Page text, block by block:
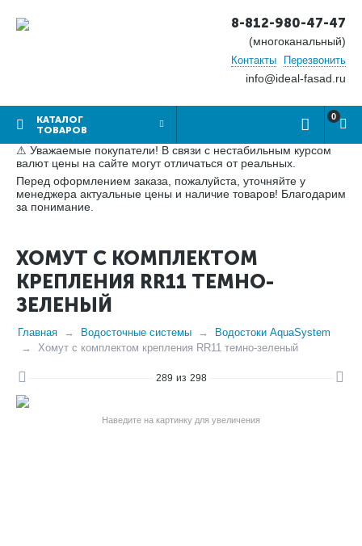
8-812-980-47-47
(многоканальный)
Контакты Перезвонить
info@ideal-fasad.ru
КАТАЛОГ
ТОВАРОВ
0
⚠ Уважаемые покупатели! В связи с нестабильным курсом
валют цены на сайте могут отличаться от реальных.
Перед оформлением заказа, пожалуйста, уточняйте у
менеджера актуальные цены и наличие товаров! Благодарим
за понимание.
ХОМУТ С КОМПЛЕКТОМ
КРЕПЛЕНИЯ RR11 ТЕМНО-
ЗЕЛЕНЫЙ
Главная Водосточные системы
Водостоки AquaSystem
Хомут с комплектом крепления RR11 темно-зеленый
289 из 298
Наведите на картинку для увеличения